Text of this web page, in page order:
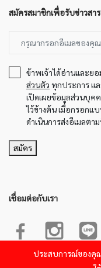
สมัครสมาชิกเพื่อรับข่าวสา
ข้าพเจ้าได้อ่านและย
ส่วนตัว ทุกประการ แ
เปิดเผยข้อมูลส่วนบุค
ไว้ข้างต้น เมื่อกรอก
ดำเนินการส่งอีเมลตา
สมัคร
เชื่อมต่อกับเรา
© 2022-2023 Sakura
ประสบการณ์ของคุ